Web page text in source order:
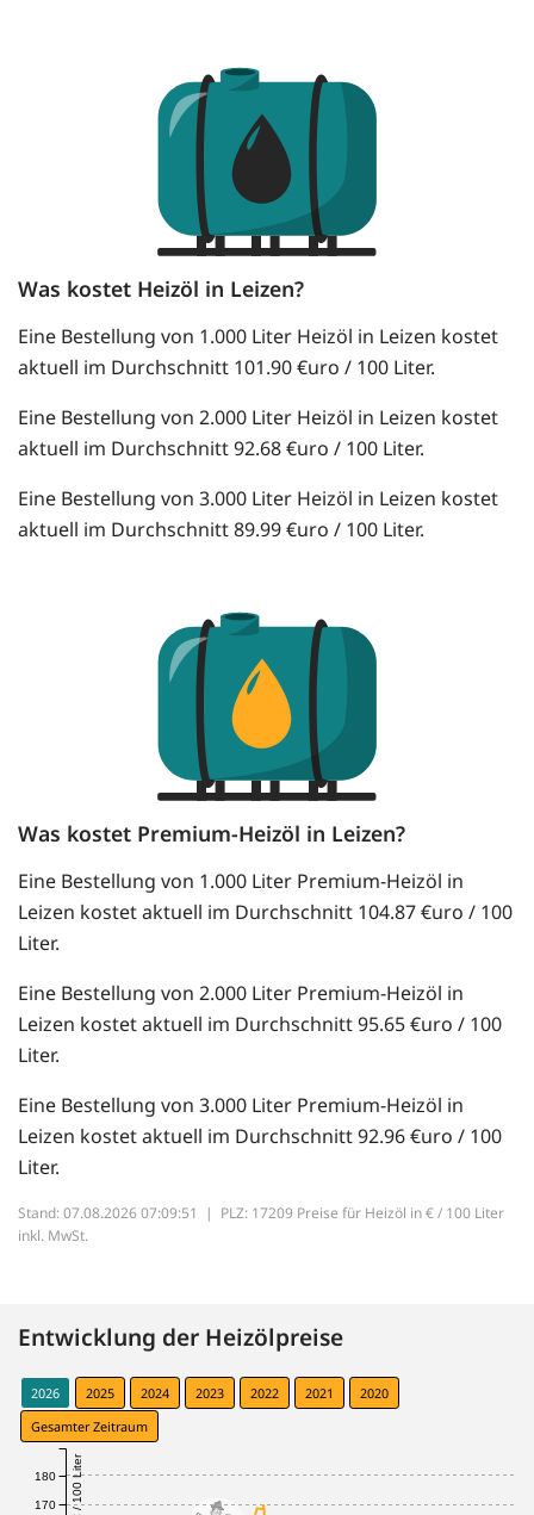
Was kostet Heizöl in Leizen?
Eine Bestellung von 1.000 Liter Heizöl in Leizen kostet
aktuell im Durchschnitt 101.90 €uro / 100 Liter.
Eine Bestellung von 2.000 Liter Heizöl in Leizen kostet
aktuell im Durchschnitt 92.68 €uro / 100 Liter.
Eine Bestellung von 3.000 Liter Heizöl in Leizen kostet
aktuell im Durchschnitt 89.99 €uro / 100 Liter.
Was kostet Premium-Heizöl in Leizen?
Eine Bestellung von 1.000 Liter Premium-Heizöl in
Leizen kostet aktuell im Durchschnitt 104.87 €uro / 100
Liter.
Eine Bestellung von 2.000 Liter Premium-Heizöl in
Leizen kostet aktuell im Durchschnitt 95.65 €uro / 100
Liter.
Eine Bestellung von 3.000 Liter Premium-Heizöl in
Leizen kostet aktuell im Durchschnitt 92.96 €uro / 100
Liter.
Stand: 07.08.2026 07:09:51 | PLZ: 17209 Preise für Heizöl in € / 100 Liter
inkl. MwSt.
Entwicklung der Heizölpreise
2026 2025 2024 2023 2022 2021
2020
Gesamter Zeitraum
€ / 100 Liter
170
180